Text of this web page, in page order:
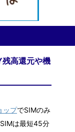
高還元や機
ップでSIMのみ
は最短45分